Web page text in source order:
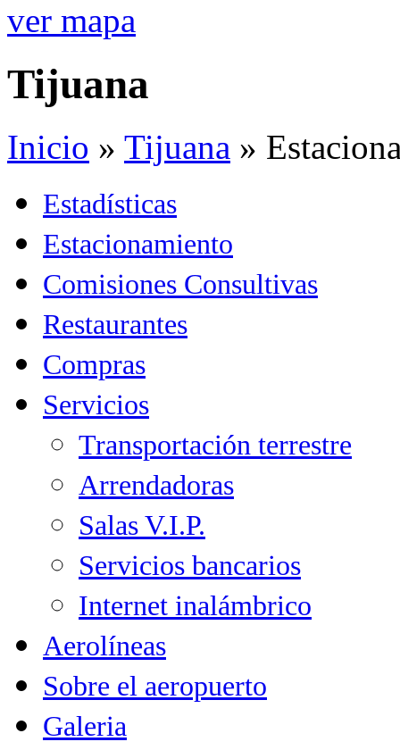
ver mapa
Tijuana
Inicio » Tijuana »
Estadísticas
Estacionamiento
Comisiones Consultivas
Restaurantes
Compras
Servicios
Transportación terrestre
Arrendadoras
Salas V.I.P.
Servicios bancarios
Internet inalámbrico
Aerolíneas
Sobre el aeropuerto
Galeria